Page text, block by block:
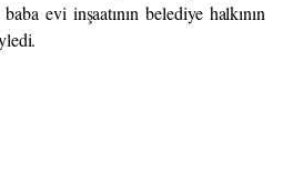
evi inşaatının belediye halkının